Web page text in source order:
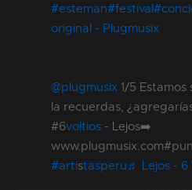
#esteman#festival
original - Plugmusix
@plugmusix 1/5
la recuerdas,
#6voltios - Lejos➡️
#artistasperu♬ Lejos - 6